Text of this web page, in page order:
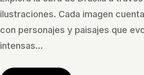
ilustraciones. Cada imagen
con personajes y paisajes que
intensas…